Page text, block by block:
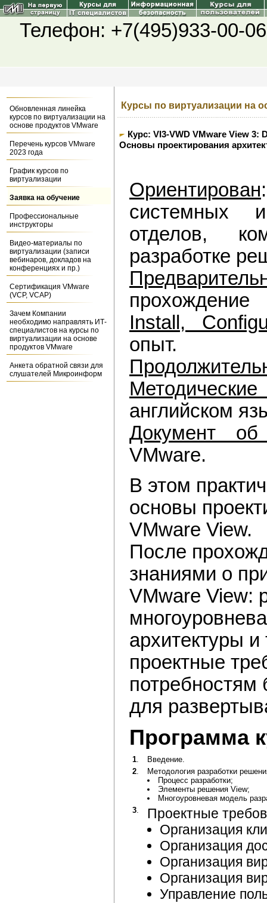
Телефон: +7(495)933-00-
Обновленная линейка
курсов по виртуализации на
основе продуктов VMware
Перечень курсов VMware
2023 года
График курсов по
виртуализации
Заявка на обучение
Профессиональные
инструкторы
Видео-материалы по
виртуализации (записи
вебинаров, докладов на
конференциях и пр.)
Сертификация VMware
(VCP, VCAP)
Зачем Компании
необходимо направлять ИТ-
специалистов на курсы по
виртуализации на основе
продуктов VMware
Анкета обратной связи для
слушателей Микроинформ
Курсы по виртуализации на
Курс: VI3-VWD VMware View 3:
Основы проектирования
Ориентирован
системных
отделов,
разработке
Install,
опыт.
английском
Документ об
VMware.
В этом
основы
VMware View.
После
знаниями о
VMware View:
архитектуры
проектные
потребностям
для
Программа
1.
Введение.
2.
Методология разработки
Процесс разработки;
Элементы решения View;
Многоуровневая модель
3.
Проектные
Организация
Организация
Организация
Организация
Управление